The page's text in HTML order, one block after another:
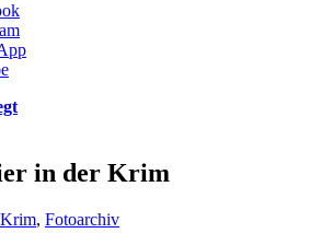
in der Krim
Krim, Fotoarchiv